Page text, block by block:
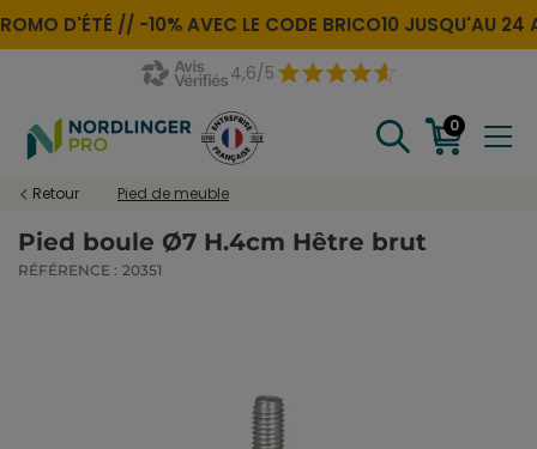
D'ÉTÉ // -10% AVEC LE CODEBRICO10JUSQU'AU 24
4,6/5
0
Retour Pied de meuble
Pied boule Ø7 H.4cm Hêtre brut
RÉFÉRENCE : 20351